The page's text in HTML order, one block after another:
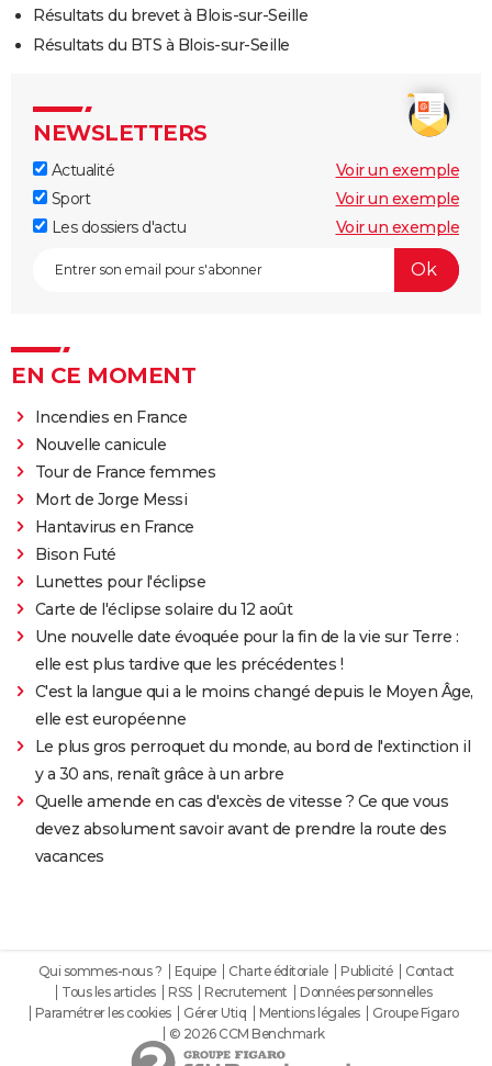
Résultats du brevet à Blois-sur-Seille
Résultats du BTS à Blois-sur-Seille
NEWSLETTERS
Actualité
Voir un exemple
Sport
Voir un exemple
Les dossiers d'actu
Voir un exemple
EN CE MOMENT
Incendies en France
Nouvelle canicule
Tour de France femmes
Mort de Jorge Messi
Hantavirus en France
Bison Futé
Lunettes pour l'éclipse
Carte de l'éclipse solaire du 12 août
Une nouvelle date évoquée pour la fin de la vie sur Terre :
elle est plus tardive que les précédentes !
C'est la langue qui a le moins changé depuis le Moyen Âge,
elle est européenne
Le plus gros perroquet du monde, au bord de l'extinction il
y a 30 ans, renaît grâce à un arbre
Quelle amende en cas d'excès de vitesse ? Ce que vous
devez absolument savoir avant de prendre la route des
vacances
Qui sommes-nous ? Equipe Charte éditoriale Publicité
Contact
Tous les articles
RSS Recrutement
Données personnelles
Paramétrer les cookies
Gérer Utiq Mentions légales
Groupe Figaro
© 2026 CCM Benchmark